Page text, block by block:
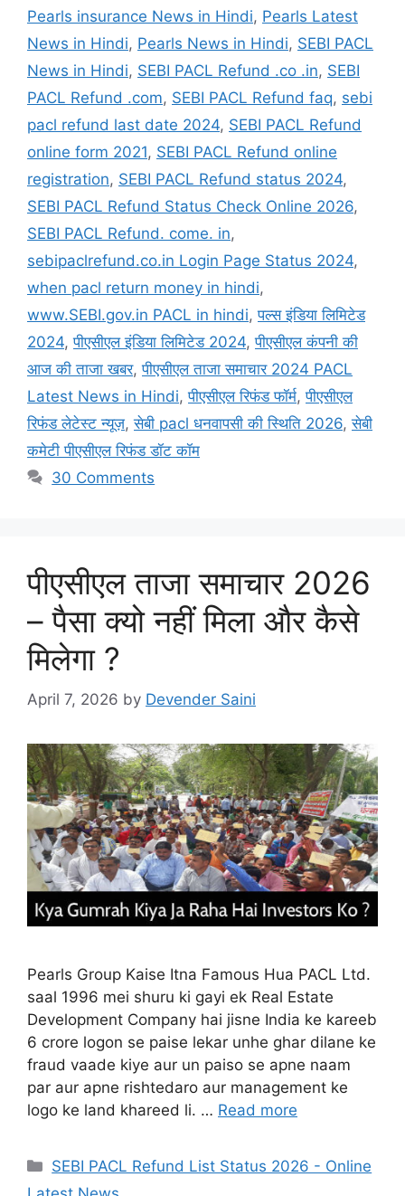
Pearls insurance News in Hindi, Pearls Latest
News in Hindi, Pearls News in Hindi, SEBI PACL
News in Hindi, SEBI PACL Refund .co .in, SEBI
PACL Refund .com, SEBI PACL Refund faq, sebi
pacl refund last date 2024, SEBI PACL Refund
online form 2021, SEBI PACL Refund online
registration, SEBI PACL Refund status 2024,
SEBI PACL Refund Status Check Online 2026,
SEBI PACL Refund. come. in,
sebipaclrefund.co.in Login Page Status 2024,
when pacl return money in hindi,
www.SEBI.gov.in PACL in hindi,पल्स इंडिया लिमिटेड
2024,पीएसीएल इंडिया लिमिटेड 2024,पीएसीएल कंपनी की
आज की ताजा खबर,पीएसीएल ताजा समाचार 2024 PACL
Latest News in Hindi,पीएसीएल रिफंड फॉर्म,पीएसीएल
रिफंड लेटेस्ट न्यूज़,सेबी pacl धनवापसी की स्थिति 2026,सेबी
कमेटी पीएसीएल रिफंड डॉट कॉम
30 Comments
पीएसीएल ताजा समाचार 2026
– पैसा क्यो नहीं मिला और कैसे
मिलेगा ?
April 7, 2026 by Devender Saini
Pearls Group Kaise Itna Famous Hua PACL Ltd.
saal 1996 mei shuru ki gayi ek Real Estate
Development Company hai jisne India ke kareeb
6 crore logon se paise lekar unhe ghar dilane ke
fraud vaade kiye aur un paiso se apne naam
par aur apne rishtedaro aur management ke
logo ke land khareed li. … Read more
Categories
SEBI PACL Refund List Status 2026 - Online